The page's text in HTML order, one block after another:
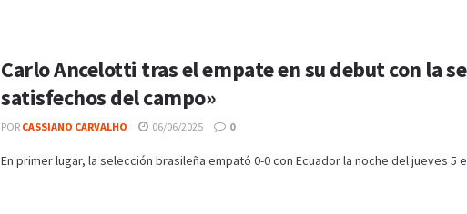
Carlo Ancelotti tras el empate en su debut con la
satisfechos del campo»
POR CASSIANO CARVALHO 06/06/2025 0
En primer lugar, la selección brasileña empató 0-0 con Ecuador la noche del jueves 5